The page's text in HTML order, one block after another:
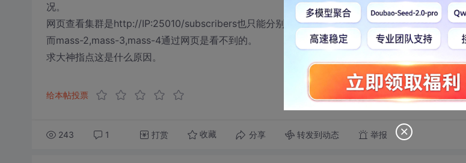
况。
网页查看集群是http://IP:25010/subscribers也只能分别看到各自的机器信息，例如通过mass-1 ,只
而mass-2,mass-3,mass-4通过网页是看不到的。
求大神指点这是什么原因。
给本帖投票
243 1 打赏 收藏 分享 转发到动态 举报